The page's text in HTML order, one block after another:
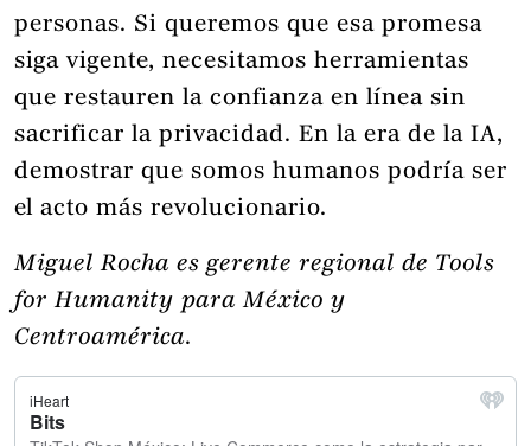
personas. Si queremos que esa promesa
siga vigente, necesitamos herramientas
que restauren la confianza en línea sin
sacrificar la privacidad. En la era de la IA,
demostrar que somos humanos podría ser
el acto más revolucionario.
Miguel Rocha es gerente regional de Tools
for Humanity para México y
Centroamérica.